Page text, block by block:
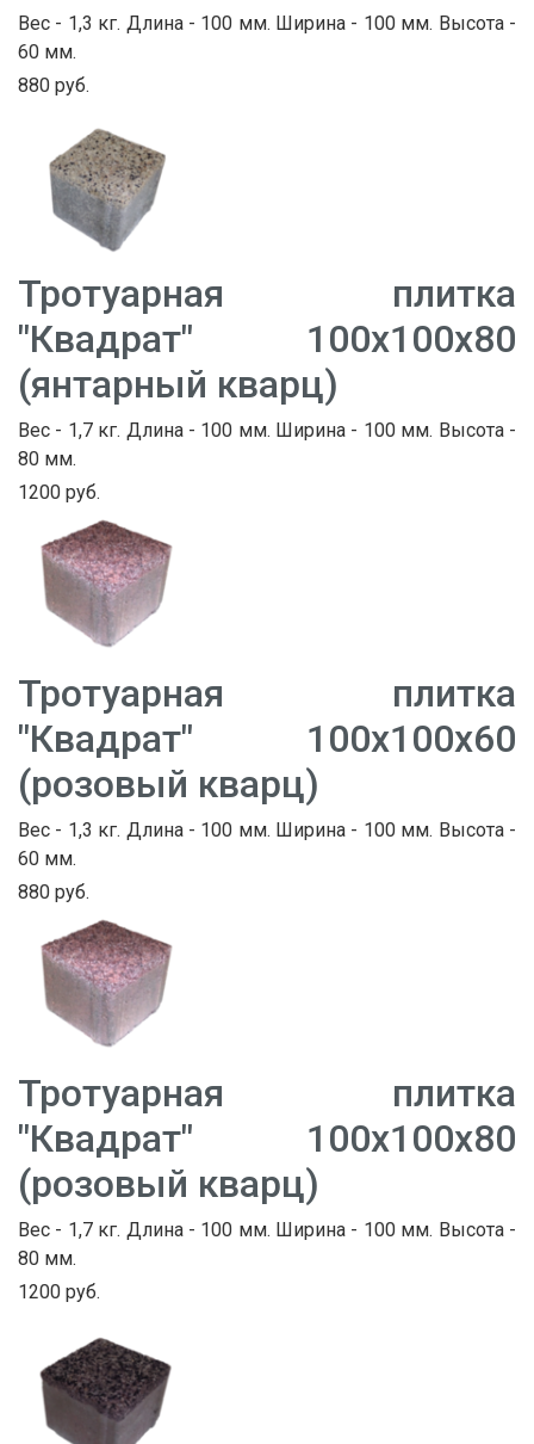
Вес - 1,3 кг. Длина - 100 мм. Ширина - 100 мм. Высота -
60 мм.
880 руб.
Тротуарная плитка
"Квадрат" 100х100х80
(янтарный кварц)
Вес - 1,7 кг. Длина - 100 мм. Ширина - 100 мм. Высота -
80 мм.
1200 руб.
Тротуарная плитка
"Квадрат" 100х100х60
(розовый кварц)
Вес - 1,3 кг. Длина - 100 мм. Ширина - 100 мм. Высота -
60 мм.
880 руб.
Тротуарная плитка
"Квадрат" 100х100х80
(розовый кварц)
Вес - 1,7 кг. Длина - 100 мм. Ширина - 100 мм. Высота -
80 мм.
1200 руб.